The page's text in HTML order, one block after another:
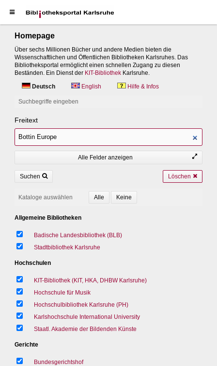
Homepage
Über sechs Millionen Bücher und andere Medien bieten die
Wissenschaftlichen und Öffentlichen Bibliotheken Karlsruhes. Das
Bibliotheksportal ermöglicht einen schnellen Zugang zu diesen
Beständen. Ein Dienst der KIT-Bibliothek Karlsruhe.
Deutsch
English Hilfe & Infos
Suchbegriffe eingeben
Freitext
Alle Felder anzeigen
Suchen Löschen
Kataloge auswählen
Allgemeine Bibliotheken
Badische Landesbibliothek (BLB)
Stadtbibliothek Karlsruhe
Hochschulen
KIT-Bibliothek (KIT, HKA, DHBW Karlsruhe)
Hochschule für Musik
Hochschulbibliothek Karlsruhe (PH)
Karlshochschule International University
Staatl. Akademie der Bildenden Künste
Gerichte
Bundesgerichtshof